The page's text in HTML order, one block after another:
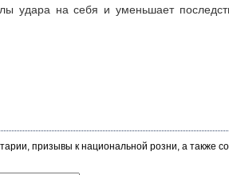
удара на себя и уменьшает
призывы к национальной розни, а также